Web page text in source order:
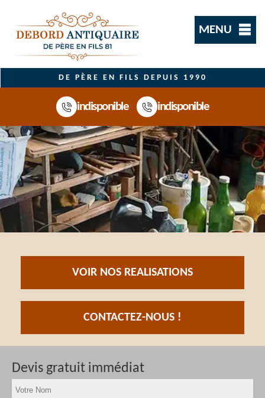
MENU
DE PÈRE EN FILS DEPUIS 1990
indisponible indisponible
VOIR NOS REALISATIONS
CONTACTEZ-NOUS !
Devis gratuit immédiat